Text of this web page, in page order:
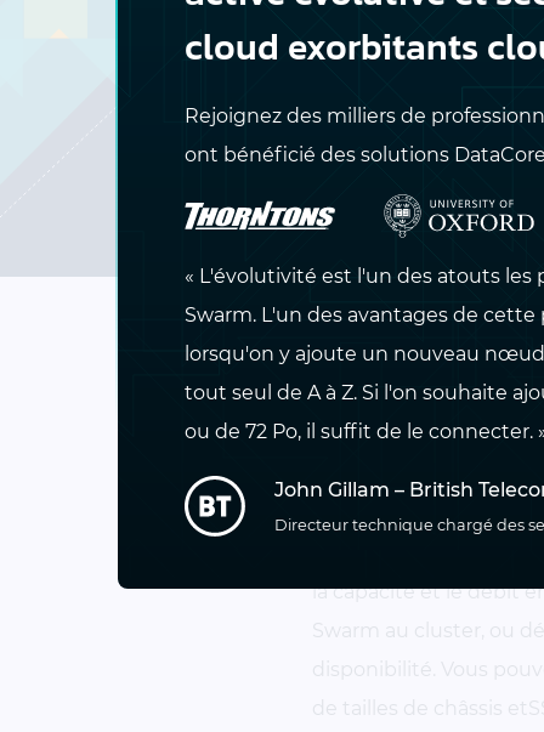
La
DataCore
logiciel de
Swarm : la
résiliente
Transformez
la capacité et le débit
Swarm au cluster, ou
disponibilité. Vous
de tailles de châssis
cloud exorbitants
Rejoignez des milliers de
ont bénéficié des solutions
« L'évolutivité est l'un des atouts les
Swarm. L'un des avantages de
lorsqu'on y ajoute un nouveau
tout seul de A à Z. Si l'on souhaite
ou de 72 Po, il suffit de le connecter.
John Gillam – British
Directeur technique chargé des